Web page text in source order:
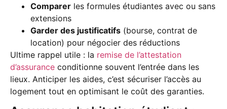
Comparer les formules étudiantes avec ou sans
extensions
Garder des justificatifs (bourse, contrat de
location) pour négocier des réductions
Ultime rappel utile : la remise de l’attestation
d’assurance conditionne souvent l’entrée dans les
lieux. Anticiper les aides, c’est sécuriser l’accès au
logement tout en optimisant le coût des garanties.